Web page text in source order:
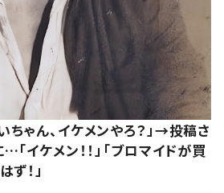
ちゃん、イケメンやろ？」→投稿さ
イケメン！！」「ブロマイドが買
ず！」